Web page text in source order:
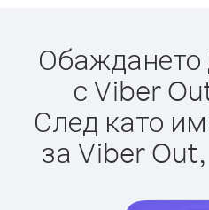
с Viber
След като
за Viber